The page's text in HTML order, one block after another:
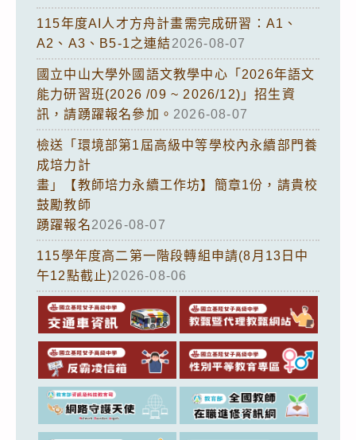
115年度AI人才方舟計畫需完成研習：A1、
A2、A3、B5-1之連結2026-08-07
國立中山大學外國語文教學中心「2026年語文
能力研習班(2026 /09 ~ 2026/12)」招生資
訊，請踴躍報名參加。 2026-08-07
檢送「環境部第1屆高級中等學校內永續部門養
成培力計
畫」【教師培力永續工作坊】簡章1份，請貴校
鼓勵教師
踴躍報名2026-08-07
115學年度高二第一階段轉組申請(8月13日中
午12點截止)2026-08-06